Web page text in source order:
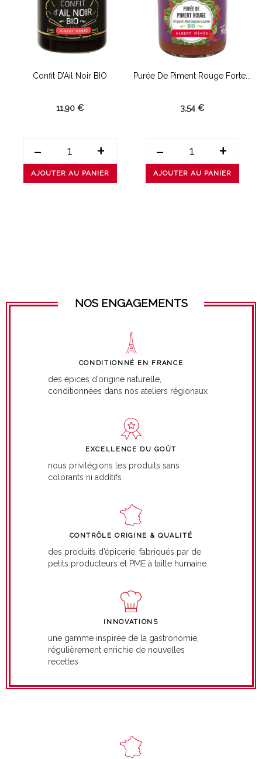
Confit D’Ail Noir BIO
11,90 €
- +
AJOUTER AU PANIER
Purée De Piment Rouge Forte...
3,54 €
- +
AJOUTER AU PANIER
NOS ENGAGEMENTS
CONDITIONNÉ EN FRANCE
des épices d’origine naturelle,
conditionnées dans nos ateliers régionaux
EXCELLENCE DU GOÛT
nous privilégions les produits sans
colorants ni additifs
CONTRÔLE ORIGINE & QUALITÉ
des produits d’épicerie, fabriqués par de
petits producteurs et PME à taille humaine
INNOVATIONS
une gamme inspirée de la gastronomie,
régulièrement enrichie de nouvelles
recettes